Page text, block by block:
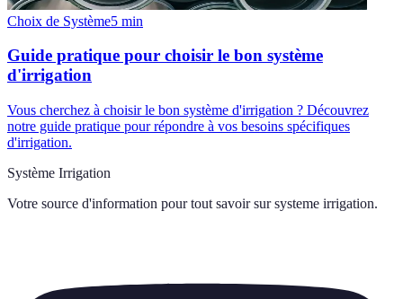
Choix de Système5 min
Guide pratique pour choisir le bon système
d'irrigation
Vous cherchez à choisir le bon système d'irrigation ? Découvrez
notre guide pratique pour répondre à vos besoins spécifiques
d'irrigation.
Système Irrigation
Votre source d'information pour tout savoir sur systeme irrigation.